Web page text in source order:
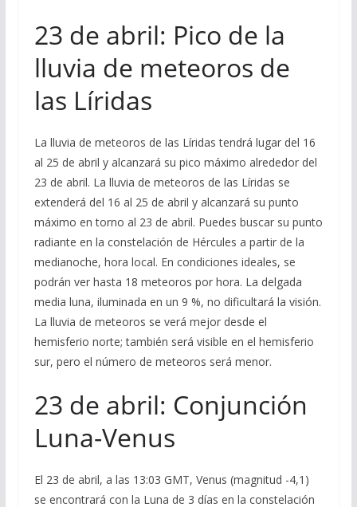
23 de abril: Pico de la
lluvia de meteoros de
las Líridas
La lluvia de meteoros de las Líridas tendrá lugar del 16
al 25 de abril y alcanzará su pico máximo alrededor del
23 de abril. La lluvia de meteoros de las Líridas se
extenderá del 16 al 25 de abril y alcanzará su punto
máximo en torno al 23 de abril. Puedes buscar su punto
radiante en la constelación de Hércules a partir de la
medianoche, hora local. En condiciones ideales, se
podrán ver hasta 18 meteoros por hora. La delgada
media luna, iluminada en un 9 %, no dificultará la visión.
La lluvia de meteoros se verá mejor desde el
hemisferio norte; también será visible en el hemisferio
sur, pero el número de meteoros será menor.
23 de abril: Conjunción
Luna-Venus
El 23 de abril, a las 13:03 GMT, Venus (magnitud -4,1)
se encontrará con la Luna de 3 días en la constelación